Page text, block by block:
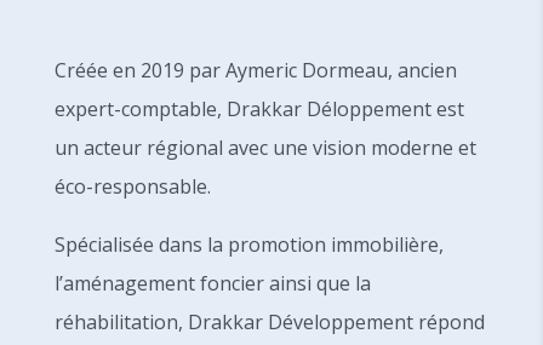
Créée en 2019 par Aymeric Dormeau, ancien
expert-comptable, Drakkar Déloppement est
un acteur régional avec une vision moderne et
éco-responsable.
Spécialisée dans la promotion immobilière,
l’aménagement foncier ainsi que la
réhabilitation, Drakkar Développement répond